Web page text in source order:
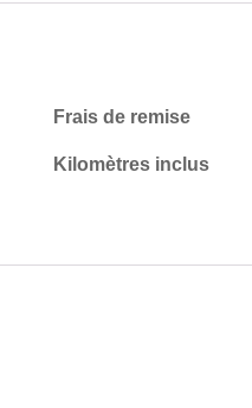
Frais de remise
Kilomètres inclus